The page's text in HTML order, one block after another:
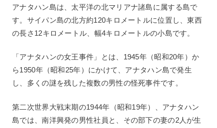
アナタハン島は、太平洋の北マリアナ諸島に属する島で
す。サイパン島の北方約120キロメートルに位置し、東西
の長さ12キロメートル、幅4キロメートルの小島です。
「アナタハンの女王事件」とは、1945年（昭和20年）か
ら1950年（昭和25年）にかけて、アナタハン島で発生
し、多くの謎を残した複数の男性の怪死事件です。
第二次世界大戦末期の1944年（昭和19年）、アナタハン
島では、南洋興発の男性社員と、その部下の妻の2人が生